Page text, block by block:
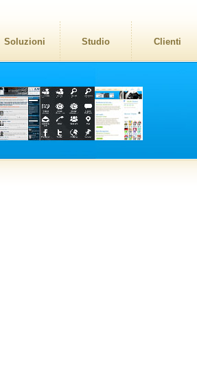
Soluzioni Studio Clienti